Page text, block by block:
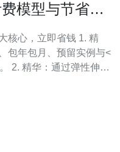
模型与节省成
，立即省钱 1. 精
包年包月、预留实例与<